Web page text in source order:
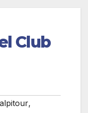
Club
,